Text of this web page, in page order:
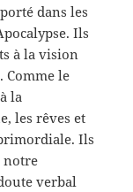
dans les
Ils
à la vision
Comme le
la
les rêves et
Ils
notre
verbal